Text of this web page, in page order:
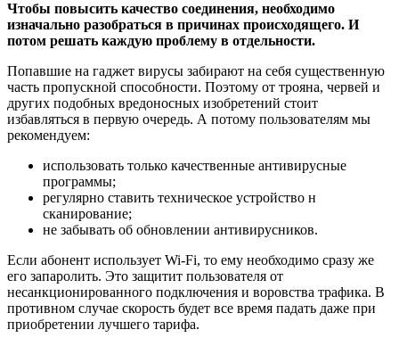
Чтобы повысить качество соединения, необходимо
изначально разобраться в причинах происходящего. И
потом решать каждую проблему в отдельности.
Попавшие на гаджет вирусы забирают на себя существенную
часть пропускной способности. Поэтому от трояна, червей и
других подобных вредоносных изобретений стоит
избавляться в первую очередь. А потому пользователям мы
рекомендуем:
использовать только качественные антивирусные
программы;
регулярно ставить техническое устройство н
сканирование;
не забывать об обновлении антивирусников.
Если абонент использует Wi-Fi, то ему необходимо сразу же
его запаролить. Это защитит пользователя от
несанкционированного подключения и воровства трафика. В
противном случае скорость будет все время падать даже при
приобретении лучшего тарифа.